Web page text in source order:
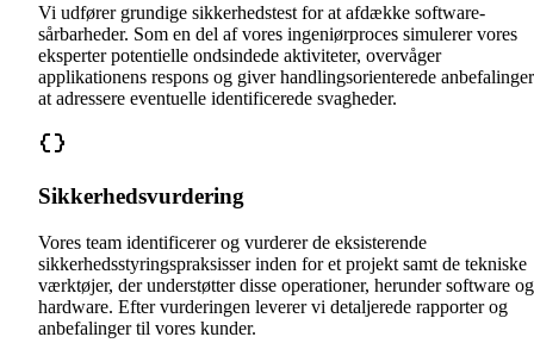
Vi udfører grundige sikkerhedstest for at afdække software-
sårbarheder. Som en del af vores ingeniørproces simulerer vores
eksperter potentielle ondsindede aktiviteter, overvåger
applikationens respons og giver handlingsorienterede
at adressere eventuelle identificerede svagheder.
Sikkerhedsvurdering
Vores team identificerer og vurderer de eksisterende
sikkerhedsstyringspraksisser inden for et projekt samt de tekniske
værktøjer, der understøtter disse operationer, herunder software og
hardware. Efter vurderingen leverer vi detaljerede rapporter og
anbefalinger til vores kunder.